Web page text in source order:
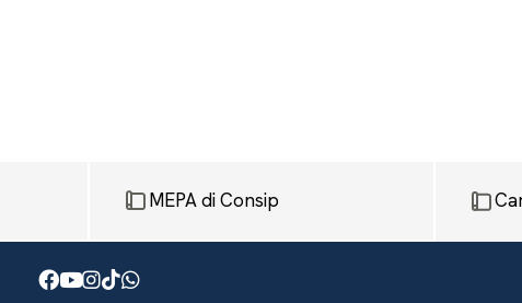
MEPA di Consip
Facebook
Youtube
Instagram
TikTok
WhatsApp